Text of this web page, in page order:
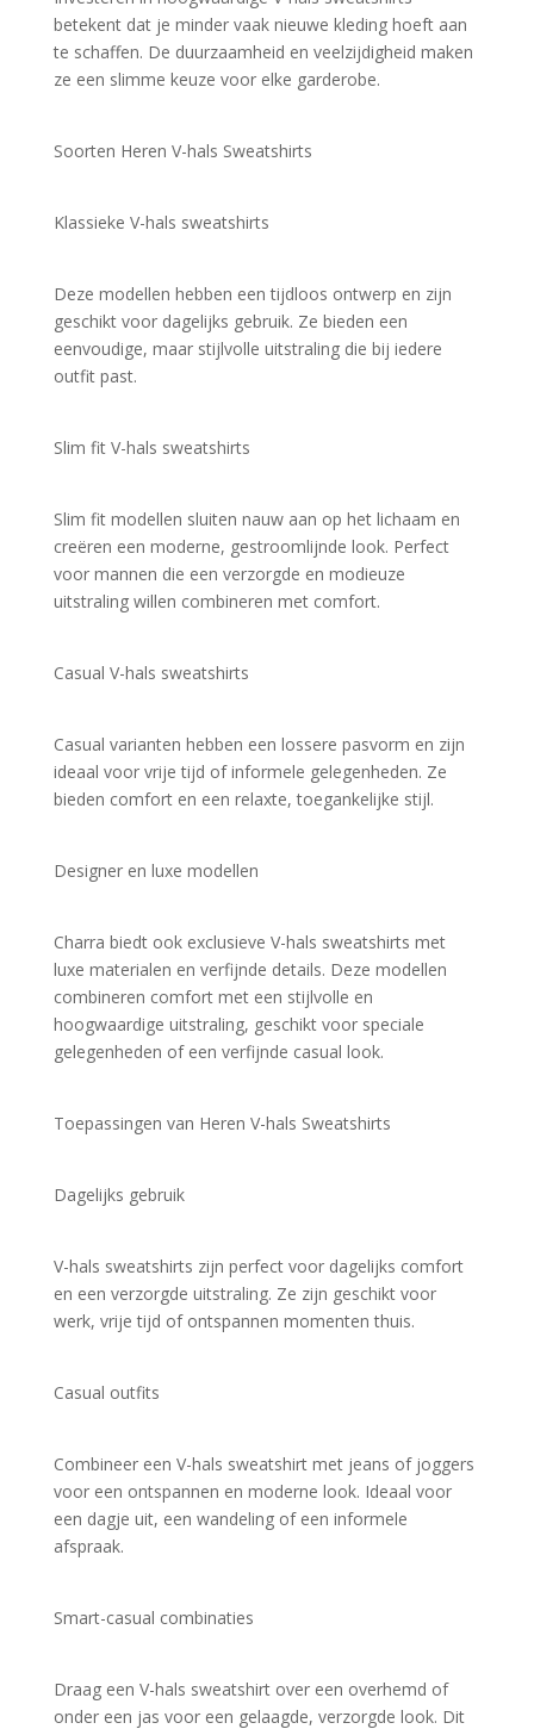
betekent dat je minder vaak nieuwe kleding hoeft aan
te schaffen. De duurzaamheid en veelzijdigheid maken
ze een slimme keuze voor elke garderobe.
Soorten Heren V-hals Sweatshirts
Klassieke V-hals sweatshirts
Deze modellen hebben een tijdloos ontwerp en zijn
geschikt voor dagelijks gebruik. Ze bieden een
eenvoudige, maar stijlvolle uitstraling die bij iedere
outfit past.
Slim fit V-hals sweatshirts
Slim fit modellen sluiten nauw aan op het lichaam en
creëren een moderne, gestroomlijnde look. Perfect
voor mannen die een verzorgde en modieuze
uitstraling willen combineren met comfort.
Casual V-hals sweatshirts
Casual varianten hebben een lossere pasvorm en zijn
ideaal voor vrije tijd of informele gelegenheden. Ze
bieden comfort en een relaxte, toegankelijke stijl.
Designer en luxe modellen
Charra biedt ook exclusieve V-hals sweatshirts met
luxe materialen en verfijnde details. Deze modellen
combineren comfort met een stijlvolle en
hoogwaardige uitstraling, geschikt voor speciale
gelegenheden of een verfijnde casual look.
Toepassingen van Heren V-hals Sweatshirts
Dagelijks gebruik
V-hals sweatshirts zijn perfect voor dagelijks comfort
en een verzorgde uitstraling. Ze zijn geschikt voor
werk, vrije tijd of ontspannen momenten thuis.
Casual outfits
Combineer een V-hals sweatshirt met jeans of joggers
voor een ontspannen en moderne look. Ideaal voor
een dagje uit, een wandeling of een informele
afspraak.
Smart-casual combinaties
Draag een V-hals sweatshirt over een overhemd of
onder een jas voor een gelaagde, verzorgde look. Dit